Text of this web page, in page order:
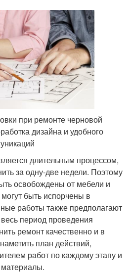
при ремонте черновой
дизайна и удобного
длительным процессом,
за одну-две недели. Поэтому
освобождены от мебели и
быть испорчены в
работы также предполагают
период проведения
ремонт качественно и в
план действий,
работ по каждому этапу и